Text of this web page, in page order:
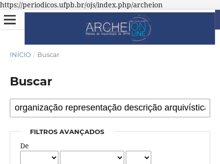
https://periodicos.ufpb.br/ojs/index.php/archeion
INÍCIO / Buscar
Buscar
FILTROS AVANÇADOS
De